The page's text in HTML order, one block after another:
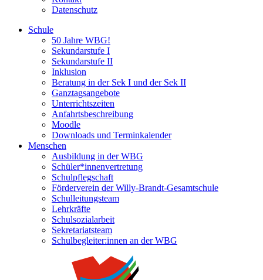
Datenschutz
Schule
50 Jahre WBG!
Sekundarstufe I
Sekundarstufe II
Inklusion
Beratung in der Sek I und der Sek II
Ganztagsangebote
Unterrichtszeiten
Anfahrtsbeschreibung
Moodle
Downloads und Terminkalender
Menschen
Ausbildung in der WBG
Schüler*innenvertretung
Schulpflegschaft
Förderverein der Willy-Brandt-Gesamtschule
Schulleitungsteam
Lehrkräfte
Schulsozialarbeit
Sekretariatsteam
Schulbegleiter:innen an der WBG